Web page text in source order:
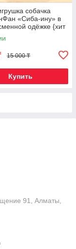
собачка
«Сиба-ину» в
одёжке {хит
(Рыжий)
15 000 ₸
Купить
91, Алматы,